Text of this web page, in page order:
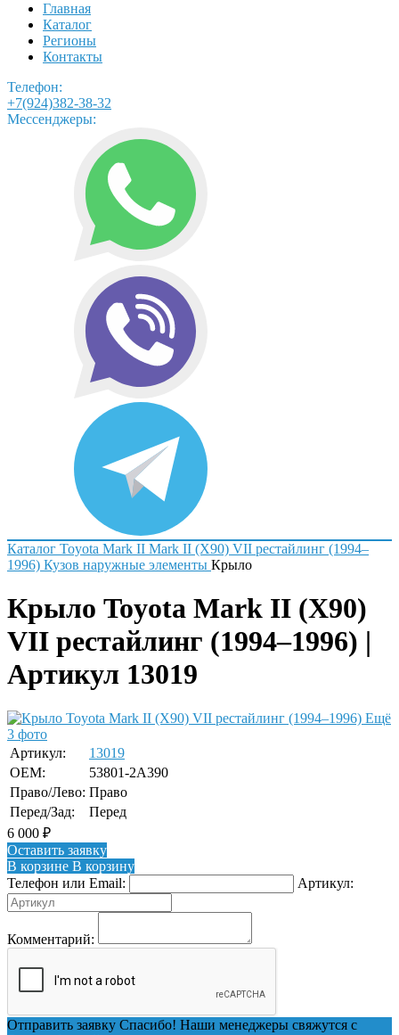
Главная
Каталог
Регионы
Контакты
Телефон:
+7(924)382-38-32
Мессенджеры:
Каталог Toyota Mark II Mark II (X90) VII рестайлинг (1994–
1996) Кузов наружные элементы Крыло
Крыло Toyota Mark II (X90)
VII рестайлинг (1994–1996) |
Артикул 13019
Ещё
3 фото
Артикул:
13019
OEM:
53801-2A390
Право/Лево: Право
Перед/Зад:
Перед
6 000 ₽
Оставить заявку
В корзине В корзину
Телефон или Email:
Артикул:
Комментарий:
Отправить заявку Спасибо! Наши менеджеры свяжутся с